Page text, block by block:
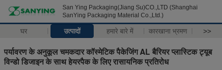
San Ying Packaging(Jiang Su)CO.,LTD (Shanghai
SanYing Packaging Material Co.,Ltd.)
घर उत्पादों हमारे बारे में कारखाना भ्रमण >>
पर्यावरण के अनुकूल चमकदार कॉस्मेटिक पैकेजिंग AL बैरियर प्लास्टिक ट्यूब
विन्डो डिजाइन के साथ हेयरपैक के लिए रासायनिक प्रतिरोध